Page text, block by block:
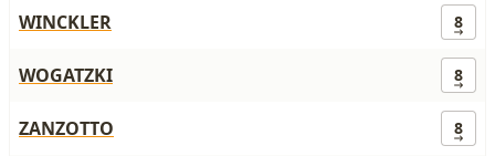
WINCKLER 8
WOGATZKI 8
ZANZOTTO 8